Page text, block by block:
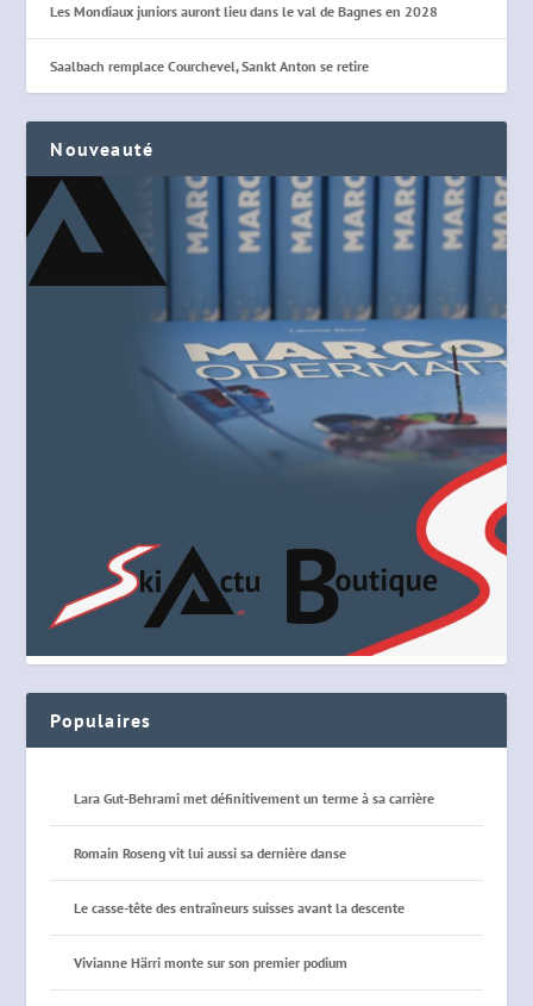
Les Mondiaux juniors auront lieu dans le val de Bagnes en 2028
Saalbach remplace Courchevel, Sankt Anton se retire
Nouveauté
Populaires
Lara Gut-Behrami met définitivement un terme à sa carrière
Romain Roseng vit lui aussi sa dernière danse
Le casse-tête des entraîneurs suisses avant la descente
Vivianne Härri monte sur son premier podium